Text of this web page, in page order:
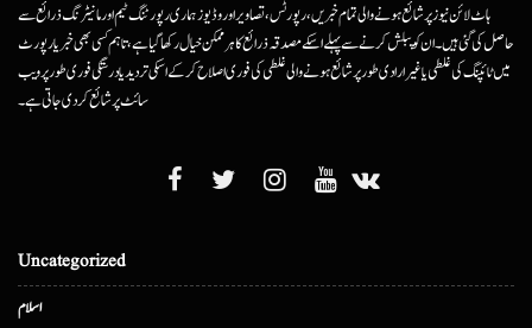
ہاٹ لائن نیوز پر شائع ہونے والی تمام خبریں، رپورٹس، تصاویر اور وڈیوز ہماری رپورٹنگ ٹیم اور مانیٹرنگ ذرائع سے
حاصل کی گئی ہیں۔ ان کو پبلش کرنے سے پہلے اسکے مصدقہ ذرائع کا ہرممکن خیال رکھا گیا ہے، تاہم کسی بھی خبر یا رپورٹ
میں ٹائپنگ کی غلطی یا غیرارادی طور پر شائع ہونے والی غلطی کی فوری اصلاح کرکے اسکی تردید یا درستگی فوری طور پر ویب
سائٹ پر شائع کردی جاتی ہے۔
Uncategorized
اسلام